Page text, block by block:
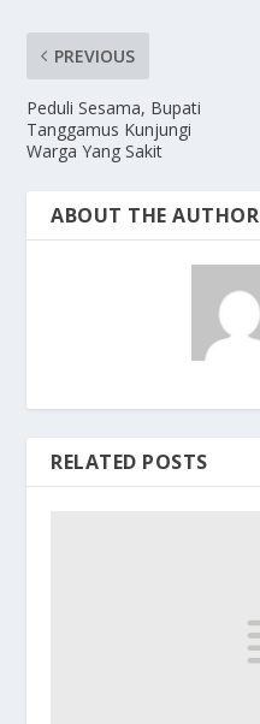
PREVIOUS
Peduli Sesama, Bupati
Tanggamus Kunjungi
Warga Yang Sakit
ABOUT THE AUTHOR
RELATED POSTS